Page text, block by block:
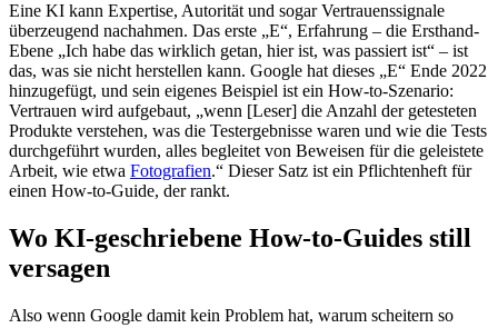
Eine KI kann Expertise, Autorität und sogar Vertrauenssignale
überzeugend nachahmen. Das erste „E“, Erfahrung – die Ersthand-
Ebene „Ich habe das wirklich getan, hier ist, was passiert ist“ – ist
das, was sie nicht herstellen kann. Google hat dieses „E“ Ende 2022
hinzugefügt, und sein eigenes Beispiel ist ein How-to-Szenario:
Vertrauen wird aufgebaut, „wenn [Leser] die Anzahl der getesteten
Produkte verstehen, was die Testergebnisse waren und wie die Tests
durchgeführt wurden, alles begleitet von Beweisen für die geleistete
Arbeit, wie etwa Fotografien.“ Dieser Satz ist ein Pflichtenheft für
einen How-to-Guide, der rankt.
Wo KI-geschriebene How-to-Guides still
versagen
Also wenn Google damit kein Problem hat, warum scheitern so